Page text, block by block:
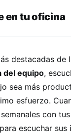
en tu oficina
destacadas de
del equipo,
sea más
esfuerzo.
con
escuchar